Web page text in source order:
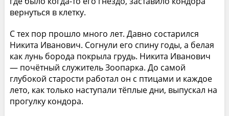
вернуться в клетку.
С тех пор прошло много лет. Давно состарился
Никита Иванович. Согнули его спину годы, а белая
как лунь борода покрыла грудь. Никита Иванович
— почётный служитель Зоопарка. До самой
глубокой старости работал он с птицами и каждое
лето, как только наступали тёплые дни, выпускал на
прогулку кондора.